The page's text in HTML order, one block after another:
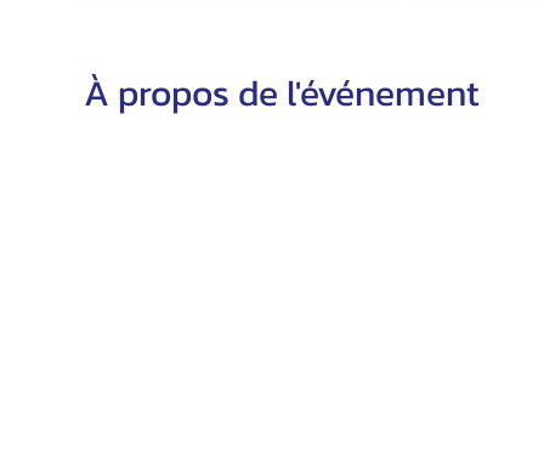
À propos de l'événement